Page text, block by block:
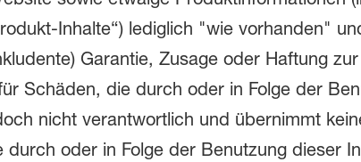
Inhalte“) lediglich "wie vorhanden"
Garantie, Zusage oder Haftung
Schäden, die durch oder in Folge der
nicht verantwortlich und übernimmt
oder in Folge der Benutzung dieser